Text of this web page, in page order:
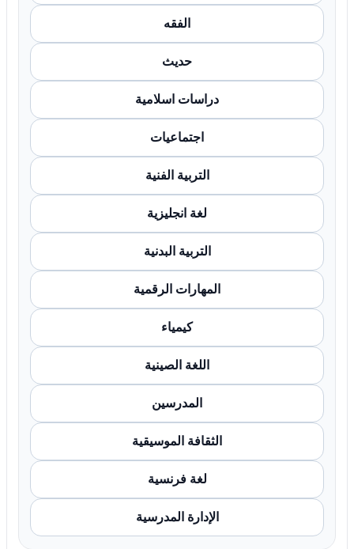
الفقه
حديث
دراسات اسلامية
اجتماعيات
التربية الفنية
لغة انجليزية
التربية البدنية
المهارات الرقمية
كيمياء
اللغة الصينية
المدرسين
الثقافة الموسيقية
لغة فرنسية
الإدارة المدرسية